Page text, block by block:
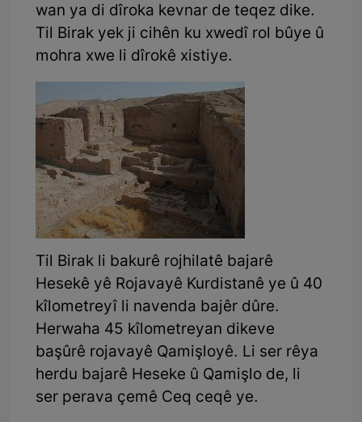
wan ya di dîroka kevnar de teqez dike.
Til Birak yek ji cihên ku xwedî rol bûye û
mohra xwe li dîrokê xistiye.
Til Birak li bakurê rojhilatê bajarê
Hesekê yê Rojavayê Kurdistanê ye û 40
kîlometreyî li navenda bajêr dûre.
Herwaha 45 kîlometreyan dikeve
başûrê rojavayê Qamişloyê. Li ser rêya
herdu bajarê Heseke û Qamişlo de, li
ser perava çemê Ceq ceqê ye.